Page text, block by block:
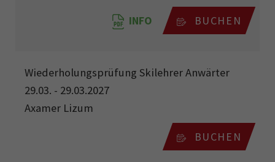
INFO BUCHEN
Wiederholungsprüfung Skilehrer Anwärter
29.03. - 29.03.2027
Axamer Lizum
BUCHEN